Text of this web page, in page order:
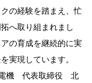
の経験を踏まえ、忙
へ取り組まれまし
の育成を継続的に実
実現しています。
電機 代表取締役 北